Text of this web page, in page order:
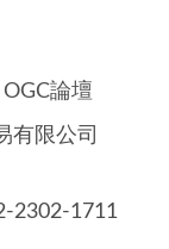
OGC論壇
有限公司
2302-1711